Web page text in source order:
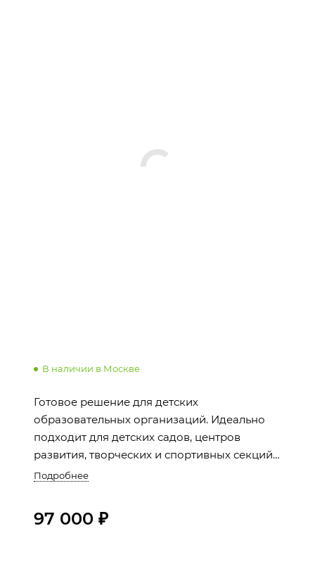
В наличии в Москве
Готовое решение для детских
образовательных организаций. Идеально
подходит для детских садов, центров
развития, творческих и спортивных секций.
Сайт создан с учетом особенностей
Подробнее
97 000 ₽